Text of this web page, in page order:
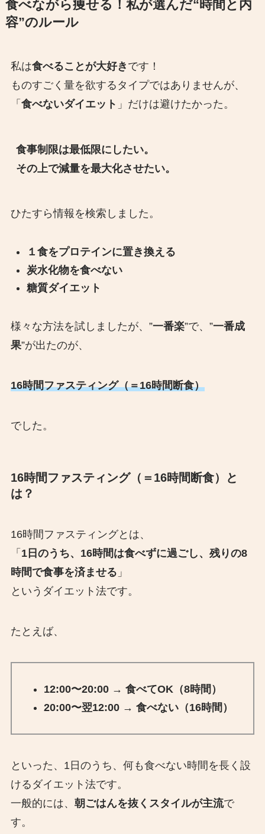
食べながら痩せる！私が選んだ“時間と内
容”のルール
私は食べることが大好き です！
ものすごく量を欲するタイプではありませんが、
「 食べないダイエット 」だけは避けたかった。
食事制限は最低限にしたい。
その上で減量を最大化させたい。
ひたすら情報を検索しました。
１食をプロテインに置き換える
炭水化物を食べない
糖質ダイエット
様々な方法を試しましたが、”一番楽”で、”一番成
果”が出たのが、
16時間ファスティング（＝16時間断食）
でした。
16時間ファスティング（＝16時間断食）と
は？
16時間ファスティングとは、
「 1日のうち、16時間は食べずに過ごし、残りの8
時間で食事を済ませる 」
というダイエット法です。
たとえば、
12:00〜20:00 → 食べてOK（8時間）
20:00〜翌12:00 → 食べない（16時間）
といった、1日のうち、何も食べない時間を長く設
けるダイエット法です。
一般的には、 朝ごはんを抜くスタイルが主流で
す。